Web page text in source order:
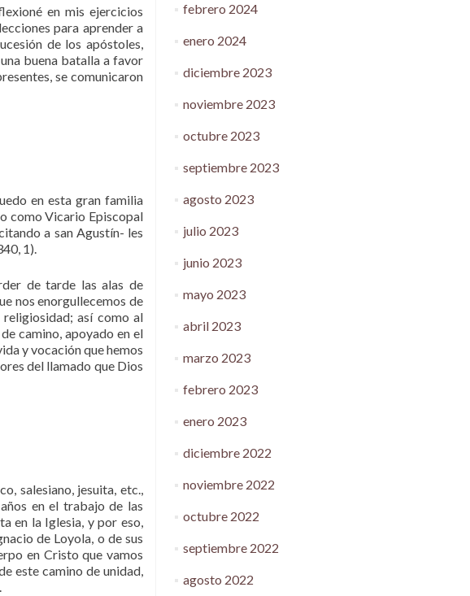
en mis ejercicios
para aprender a
de los apóstoles,
buena batalla a favor
se comunicaron
en esta gran familia
como Vicario Episcopal
a san Agustín- les
1).
de tarde las alas de
nos enorgullecemos de
así como al
camino, apoyado en el
y vocación que hemos
del llamado que Dios
salesiano, jesuita, etc.,
en el trabajo de las
en la Iglesia, y por eso,
de Loyola, o de sus
en Cristo que vamos
este camino de unidad,
febrero 2024
enero 2024
diciembre 2023
noviembre 2023
octubre 2023
septiembre 2023
agosto 2023
julio 2023
junio 2023
mayo 2023
abril 2023
marzo 2023
febrero 2023
enero 2023
diciembre 2022
noviembre 2022
octubre 2022
septiembre 2022
agosto 2022